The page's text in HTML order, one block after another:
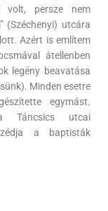
volt, persze nem
(Széchenyi) utcára
Azért is említem
átellenben
legény beavatása
Minden esetre
egymást.
Táncsics utcai
a baptisták